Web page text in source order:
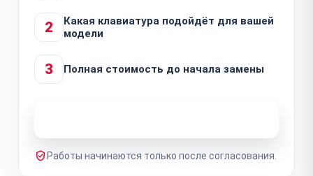
2
Какая клавиатура подойдёт для вашей
модели
3 Полная стоимость до начала замены
Работы начинаются только после согласования.